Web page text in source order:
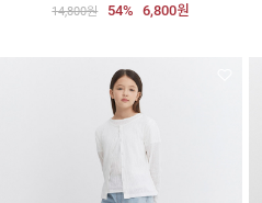
14,800원 54% 6,800원